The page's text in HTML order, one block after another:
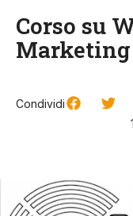
Corso su
Marketing
Condividi